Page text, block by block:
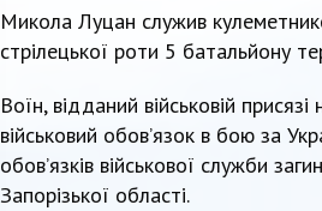
Микола Луцан служив
стрілецької роти 5 батальйону
Воїн, відданий військовій
військовий обов’язок в бою за
обов’язків військової служби
Запорізької області.